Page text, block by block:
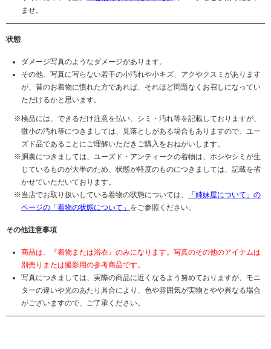
ませ。
状態
ダメージ写真のようなダメージがあります。
その他、写真に写らない若干の小汚れや小キズ、アクやクスミがあります
が、昔のお着物に慣れた方であれば、それほど問題なくお召しになってい
ただけるかと思います。
検品には、できるだけ注意を払い、シミ・汚れ等を記載しておりますが、
微小の汚れ等につきましては、見落としがある場合もありますので、ユー
ズド品であることにご理解いただきご購入をおねがいします。
胴裏につきましては、ユーズド・アンティークの着物は、ホシやシミが生
じているものが大半のため、状態が軽度のものにつきましては、記載を省
かせていただいております。
当店でお取り扱いしている着物の状態については、
「姉妹屋について」の
ページの「着物の状態について」 をご参照ください。
その他注意事項
商品は、『着物または浴衣』のみになります。写真のその他のアイテムは
別売りまたは撮影用の参考商品です。
写真につきましては、実際の商品に近くなるよう努めておりますが、モニ
ターの違いや光のあたり具合により、色や雰囲気が実物とやや異なる場合
がございますので、ご了承ください。